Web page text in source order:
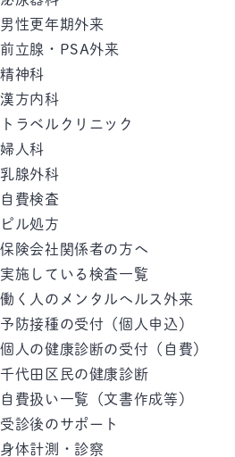
男性更年期外来
前立腺・PSA外来
精神科
漢方内科
トラベルクリニック
婦人科
乳腺外科
自費検査
ピル処方
保険会社関係者の方へ
実施している検査一覧
働く人のメンタルへルス外来
予防接種の受付（個人申込）
個人の健康診断の受付（自費）
千代田区民の健康診断
自費扱い一覧（文書作成等）
受診後のサポート
身体計測・診察